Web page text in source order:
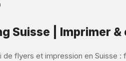
Suisse | Imprimer
de flyers et impression en Suisse